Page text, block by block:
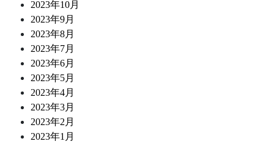
2023年10月
2023年9月
2023年8月
2023年7月
2023年6月
2023年5月
2023年4月
2023年3月
2023年2月
2023年1月